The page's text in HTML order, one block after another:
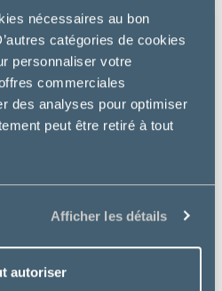
nécessaires au bon
catégories de cookies
personnaliser votre
commerciales
des analyses pour optimiser
peut être retiré à tout
Afficher les détails
autoriser